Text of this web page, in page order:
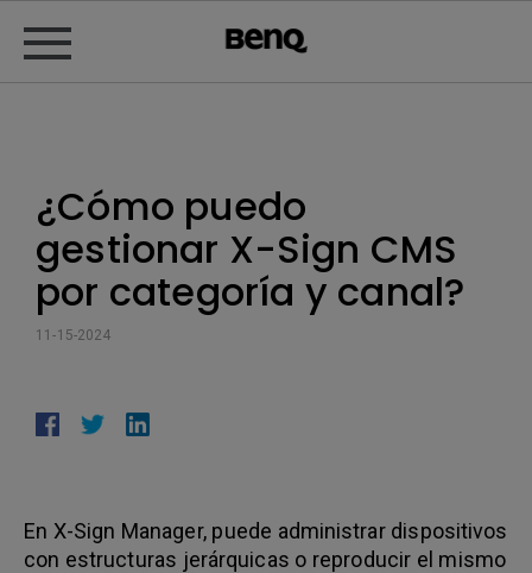
¿Cómo puedo
gestionar X-Sign CMS
por categoría y canal?
11-15-2024
En X-Sign Manager, puede administrar dispositivos
con estructuras jerárquicas o reproducir el mismo